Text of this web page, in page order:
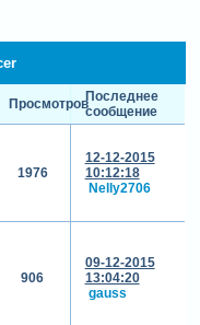
ПросмотровПоследнее
сообщение
1976
12-12-2015
10:12:18
Nelly2706
906
09-12-2015
13:04:20
gauss